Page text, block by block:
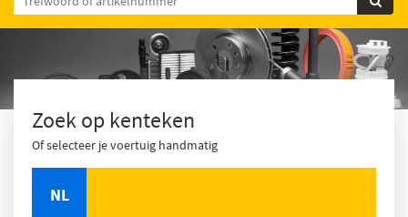
Zoek op kenteken
Of selecteer je voertuig handmatig
NL